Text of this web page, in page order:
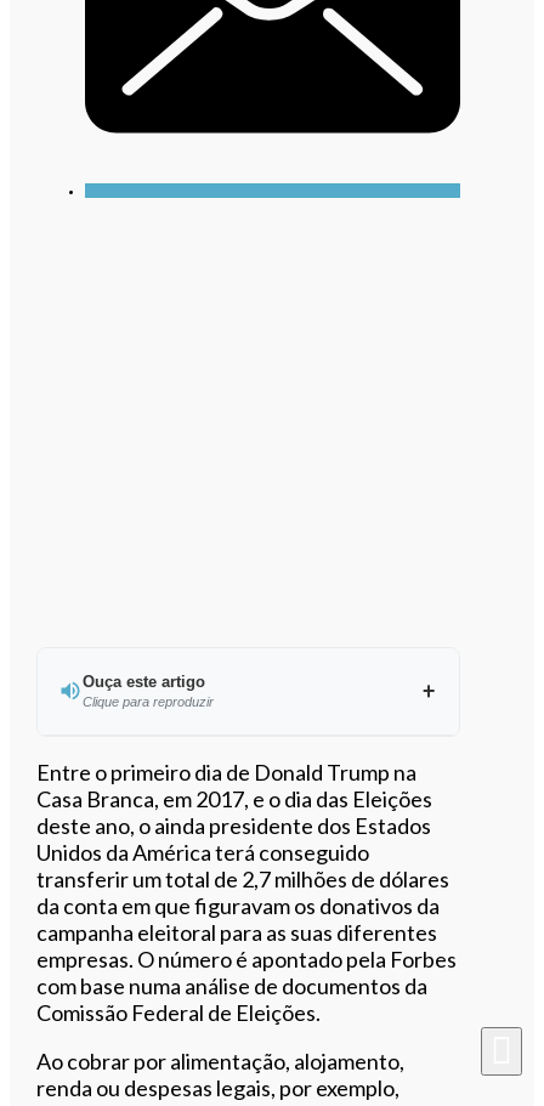
Ouça este artigo
Clique para reproduzir
Ouvir este artigo
Entre o primeiro dia de Donald Trump na
Casa Branca, em 2017, e o dia das Eleições
deste ano, o ainda presidente dos Estados
Unidos da América terá conseguido
transferir um total de 2,7 milhões de dólares
da conta em que figuravam os donativos da
campanha eleitoral para as suas diferentes
empresas. O número é apontado pela Forbes
com base numa análise de documentos da
Comissão Federal de Eleições.
Ao cobrar por alimentação, alojamento,
renda ou despesas legais, por exemplo,